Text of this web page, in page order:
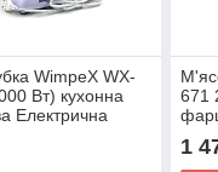
WimpeX WX-
Вт) кухонна
Електрична
671
1